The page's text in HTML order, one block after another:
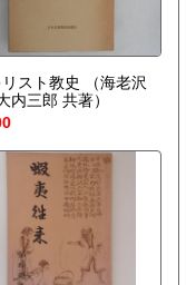
スト教史
（海老沢
内三郎 共著）